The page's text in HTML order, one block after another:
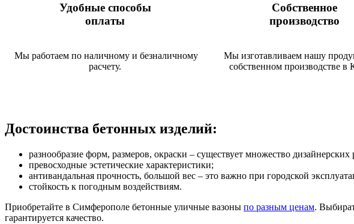
Удобные способы
оплаты
Собственное
производство
Мы работаем по наличному и безналичному
расчету.
Мы изготавливаем нашу
собственном производстве в
Достоинства бетонных изделий:
разнообразие форм, размеров, окраски – существует множество
превосходные эстетические характеристики;
антивандальная прочность, большой вес – это важно при городской
стойкость к погодным воздействиям.
Приобретайте в Симферополе бетонные уличные вазоны по разным ценам.
гарантируется качество.